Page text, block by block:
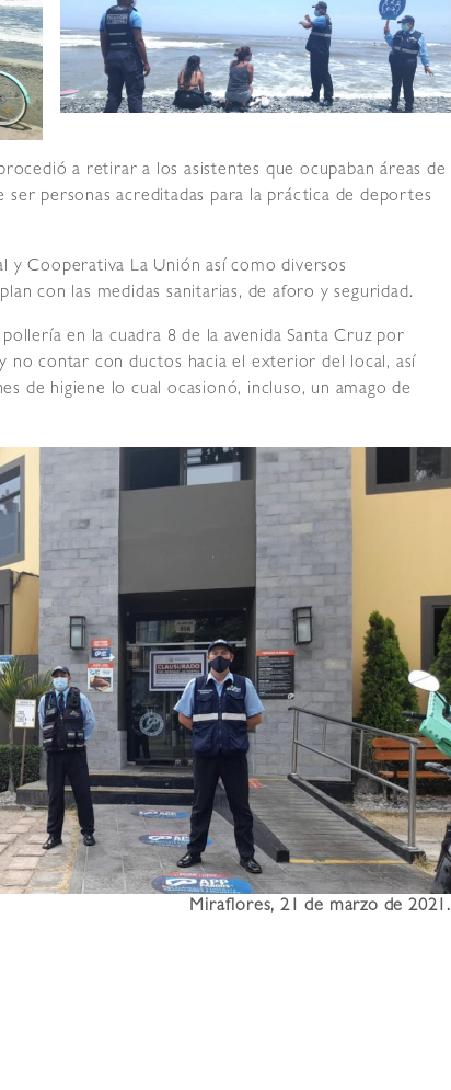
a retirar a los asistentes que ocupaban áreas de
personas acreditadas para la práctica de deportes
y Cooperativa La Unión así como diversos
con las medidas sanitarias, de aforo y seguridad.
en la cuadra 8 de la avenida Santa Cruz por
contar con ductos hacia el exterior del local, así
de higiene lo cual ocasionó, incluso, un amago de
Miraflores, 21 de marzo de 2021.